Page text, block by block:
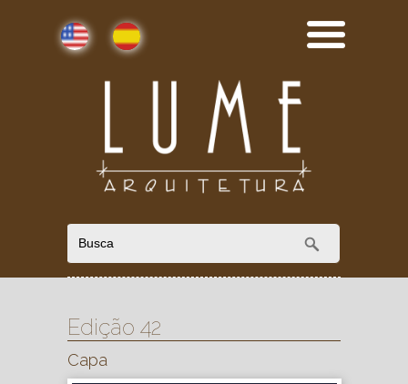
English Español
Edição 42
Capa